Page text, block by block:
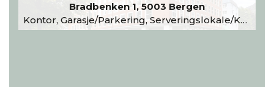
Bradbenken 1, 5003 Bergen
Kontor, Garasje/Parkering, Serveringslokale/Kantine, Undervisning/Arrangement